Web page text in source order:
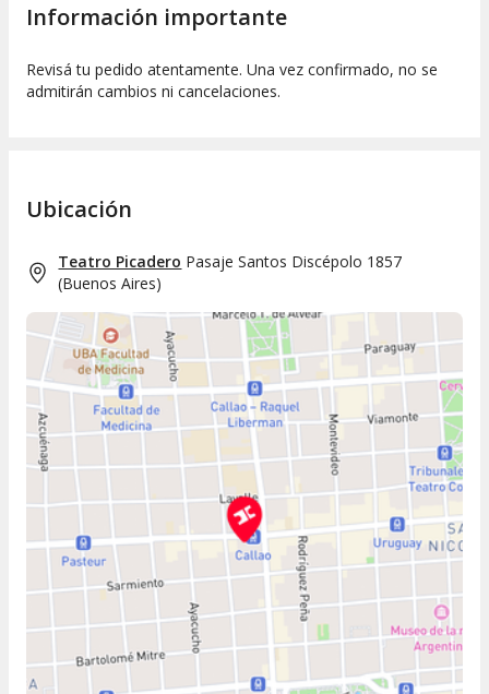
Información importante
Revisá tu pedido atentamente. Una vez confirmado, no se
admitirán cambios ni cancelaciones.
Ubicación
Teatro Picadero Pasaje Santos Discépolo 1857
(Buenos Aires)